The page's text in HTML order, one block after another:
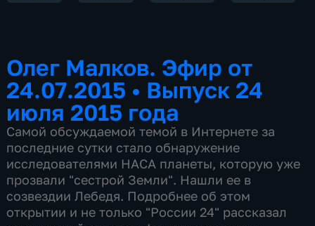
Олег Малков. Эфир от
24.07.2015 • Выпуск 24
июля 2015 года
Самой обсуждаемой темой в Интернете за
последние сутки стало обнаружение
исследователями НАСА планеты, которую уже
прозвали "сестрой Земли". Нашли ее в
созвездии Лебедя. Подробнее об этом
открытии и не только "России 24" рассказал